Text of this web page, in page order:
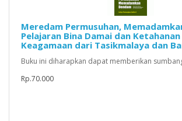
Meredam Permusuhan,
Pelajaran Bina Damai dan
Keagamaan dari Tasikmalaya dan
Buku ini diharapkan dapat memberikan
Rp.70.000